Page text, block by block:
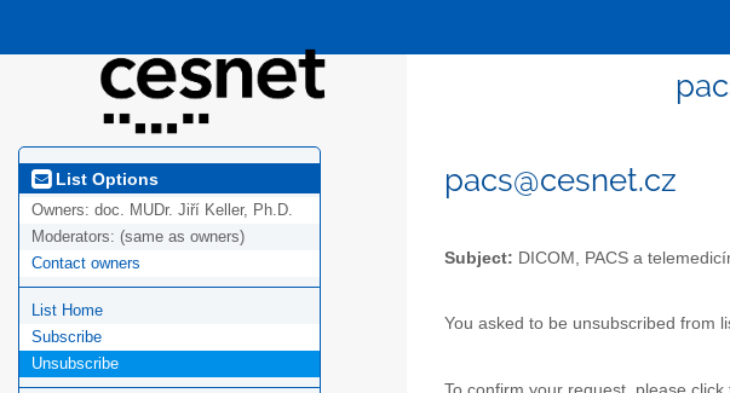
List Options
Owners: doc. MUDr. Jiří Keller, Ph.D.
Moderators: (same as owners)
Contact owners
List Home
Subscribe
Unsubscribe
pacs@cesnet.cz
Subject: DICOM, PACS a
You asked to be unsubscribed from